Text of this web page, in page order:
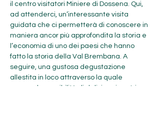
il centro visitatori Miniere di Dossena. Qui,
ad attenderci, un’interessante visita
guidata che ci permetterà di conoscere in
maniera ancor più approfondita la storia e
l’economia di uno dei paesi che hanno
fatto la storia della Val Brembana. A
seguire, una gustosa degustazione
allestita in loco attraverso la quale
avremo la possibilità di deliziare i nostri